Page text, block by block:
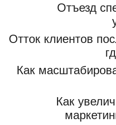
Отъезд
Отток клиентов
Как
Как